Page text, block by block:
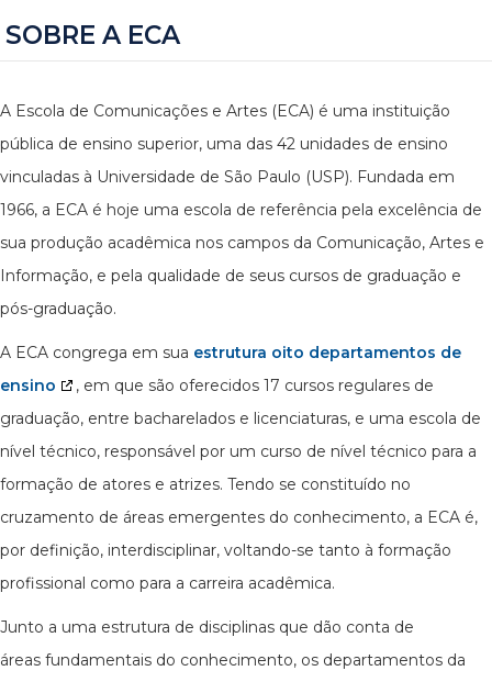
SOBRE A ECA
A Escola de Comunicações e Artes (ECA) é uma instituição
pública de ensino superior, uma das 42 unidades de ensino
vinculadas à Universidade de São Paulo (USP). Fundada em
1966, a ECA é hoje uma escola de referência pela excelência de
sua produção acadêmica nos campos da Comunicação, Artes e
Informação, e pela qualidade de seus cursos de graduação e
pós-graduação.
A ECA congrega em sua estrutura oito departamentos de
ensino
, em que são oferecidos 17 cursos regulares de
graduação, entre bacharelados e licenciaturas, e uma escola de
nível técnico, responsável por um curso de nível técnico para a
formação de atores e atrizes. Tendo se constituído no
cruzamento de áreas emergentes do conhecimento, a ECA é,
por definição, interdisciplinar, voltando-se tanto à formação
profissional como para a carreira acadêmica.
Junto a uma estrutura de disciplinas que dão conta de
áreas fundamentais do conhecimento, os departamentos da